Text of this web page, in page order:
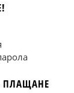
ПЛАЩАНЕ